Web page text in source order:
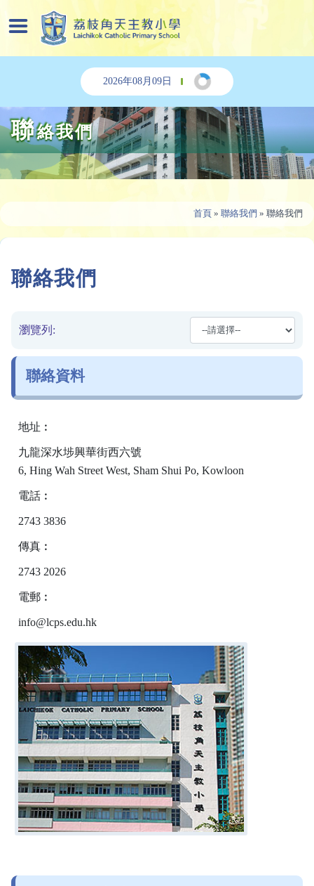
2026年08月09日
聯絡我們
首頁 » 聯絡我們 » 聯絡我們
聯絡我們
瀏覽列:
聯絡資料
地址︰
九龍深水埗興華街西六號
6, Hing Wah Street West, Sham Shui Po, Kowloon
電話︰
2743 3836
傳真︰
2743 2026
電郵︰
info@lcps.edu.hk